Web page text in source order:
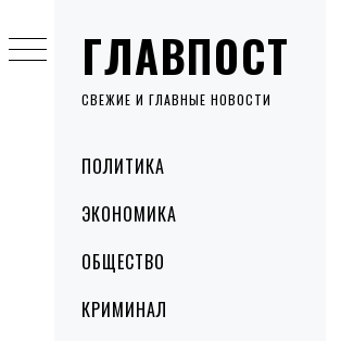
ГЛАВПОСТ
СВЕЖИЕ И ГЛАВНЫЕ НОВОСТИ
MenuПОЛИТИКА
ЭКОНОМИКА
ОБЩЕСТВО
КРИМИНАЛ
to
content